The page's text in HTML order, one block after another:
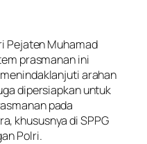
Pejaten Muhamad
prasmanan ini
arahan
dipersiapkan untuk
pada
khususnya di SPPG
Polri.